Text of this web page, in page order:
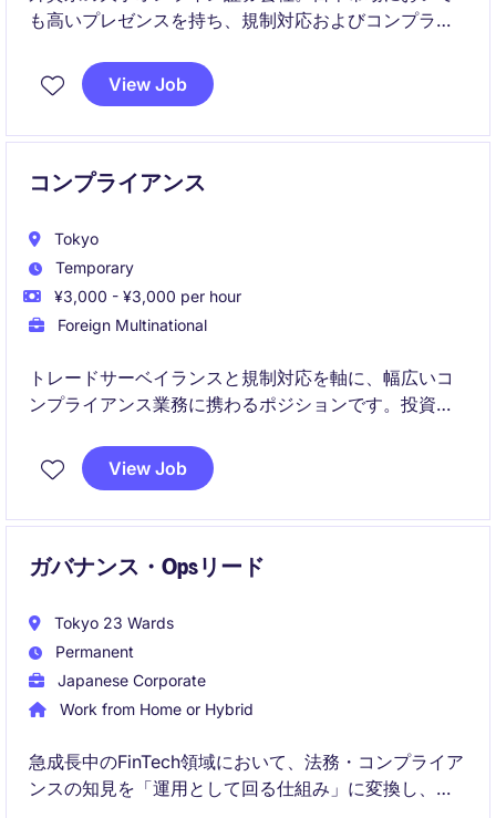
も高いプレゼンスを持ち、規制対応およびコンプライ
View Job
コンプライアンス
Tokyo
Temporary
¥3,000 - ¥3,000 per hour
Foreign Multinational
トレードサーベイランスと規制対応を軸に、幅広いコ
ンプライアンス業務に携わるポジションです。投資チ
も関与できます。
View Job
ガバナンス・Opsリード
Tokyo 23 Wards
Permanent
Japanese Corporate
Work from Home or Hybrid
急成長中のFinTech領域において、法務・コンプライア
ンスの知見を「運用として回る仕組み」に変換し、事